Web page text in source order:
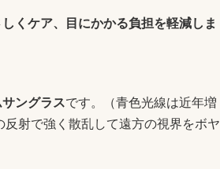
くケア、目にかかる負担を軽減しま
ングラスです。（青色光線は近年増
射で強く散乱して遠方の視界をボヤ